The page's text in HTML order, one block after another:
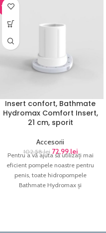
-29%
Insert confort, Bathmate
Hydromax Comfort Insert,
21 cm, sporit
Accesorii
102,58lei 72,99lei
Pentru a vă ajuta să utilizați mai
eficient pompele noastre pentru
penis, toate hidropompele
Bathmate Hydromax și